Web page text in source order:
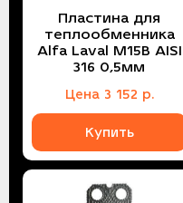
Пластина для
теплообменника
Alfa Laval M15B AISI
316 0,5мм
Цена 3 152 р.
Купить